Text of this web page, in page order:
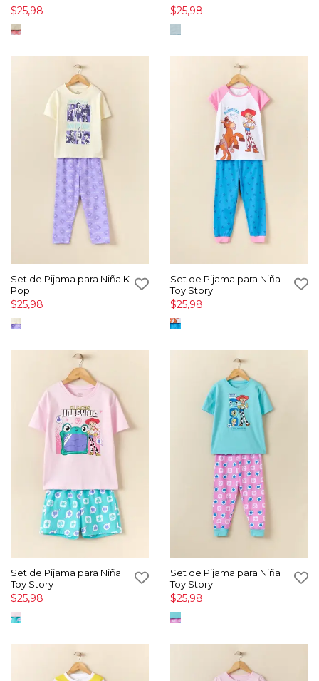
$25,98 $25,98
Set de Pijama para Niña K-
Pop
$25,98
Set de Pijama para Niña
Toy Story
$25,98
Set de Pijama para Niña
Toy Story
$25,98
Set de Pijama para Niña
Toy Story
$25,98